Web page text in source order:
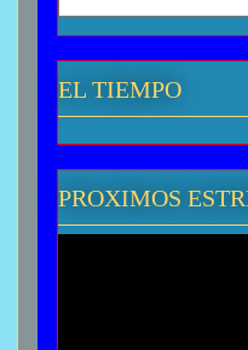
EL TIEMPO
PROXIMOS